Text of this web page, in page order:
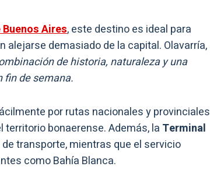
Aires, este destino es ideal para
demasiado de la capital. Olavarría,
de historia, naturaleza y una
fin de semana.
por rutas nacionales y provinciales
bonaerense. Además, la Terminal
transporte, mientras que el servicio
como Bahía Blanca.